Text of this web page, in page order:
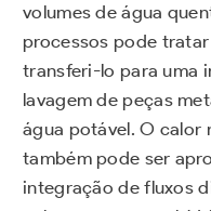
volumes de água
processos pode
transferi-lo para uma
lavagem de peças
água potável. O calor
também pode ser
integração de fluxos